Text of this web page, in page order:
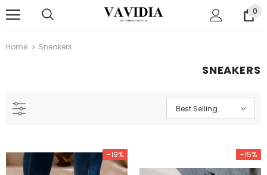
0
Home Sneakers
SNEAKERS
Best Selling
-19% -15%